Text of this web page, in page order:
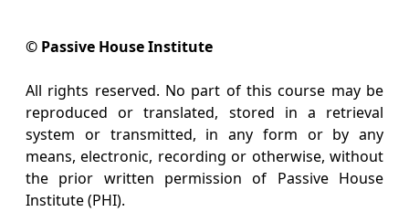
© Passive House Institute
All rights reserved. No part of this course may be
reproduced or translated, stored in a retrieval
system or transmitted, in any form or by any
means, electronic, recording or otherwise, without
the prior written permission of Passive House
Institute (PHI).